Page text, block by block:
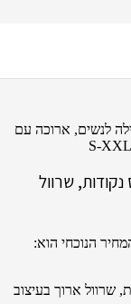
לנשים, ארוכה עם
שרוול
הנוכחי הוא:
שרוול ארוך בעיצוב